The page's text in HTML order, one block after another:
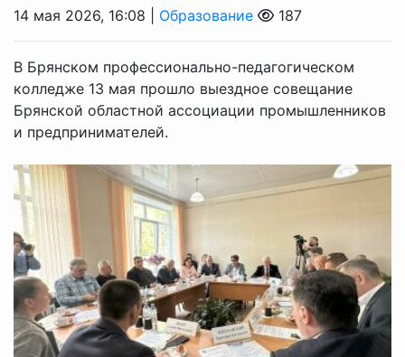
14 мая 2026, 16:08 | Образование 187
В Брянском профессионально-педагогическом
колледже 13 мая прошло выездное совещание
Брянской областной ассоциации промышленников
и предпринимателей.